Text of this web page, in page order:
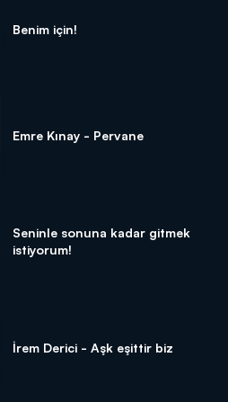
Benim için!
Emre Kınay - Pervane
Seninle sonuna kadar gitmek
istiyorum!
İrem Derici - Aşk eşittir biz